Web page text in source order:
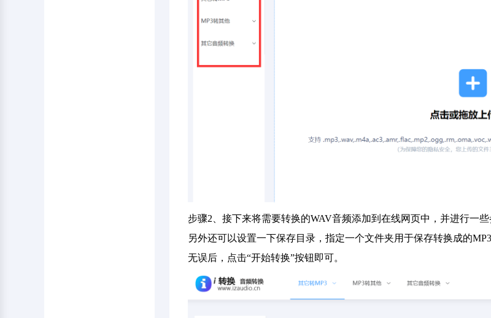
步骤2、接下来将需要转换的WAV音频添加到在线网页中，并进行一
另外还可以设置一下保存目录，指定一个文件夹用于保存转换成的
无误后，点击“开始转换”按钮即可。